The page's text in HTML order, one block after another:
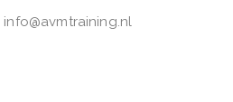
info@avmtraining.nl